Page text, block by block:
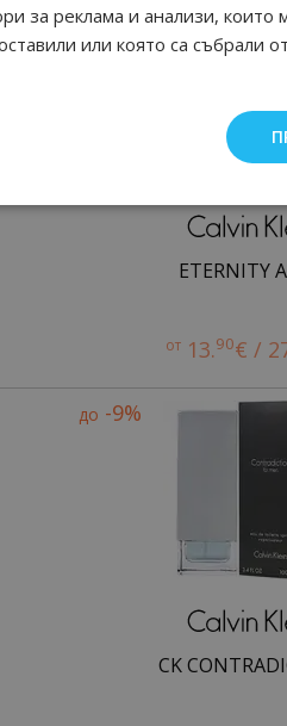
до -35%
ETERNITY
от 13.90€ /
до -9%
CK
за реклама и анализи,
или която са събрали